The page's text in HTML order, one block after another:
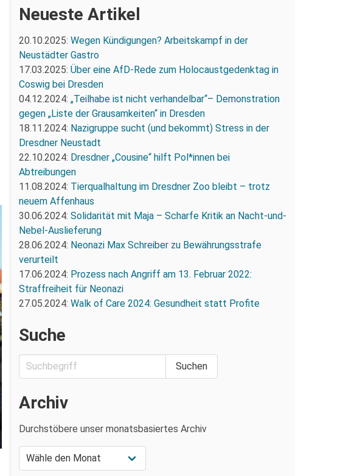
Neueste Artikel
20.10.2025: Wegen Kündigungen? Arbeitskampf in der
Neustädter Gastro
17.03.2025: Über eine AfD-Rede zum Holocaustgedenktag in
Coswig bei Dresden
04.12.2024: „Teilhabe ist nicht verhandelbar“– Demonstration
gegen „Liste der Grausamkeiten“ in Dresden
18.11.2024: Nazigruppe sucht (und bekommt) Stress in der
Dresdner Neustadt
22.10.2024: Dresdner „Cousine“ hilft Pol*innen bei
Abtreibungen
11.08.2024: Tierqualhaltung im Dresdner Zoo bleibt – trotz
neuem Affenhaus
30.06.2024: Solidarität mit Maja – Scharfe Kritik an Nacht-und-
Nebel-Auslieferung
28.06.2024: Neonazi Max Schreiber zu Bewährungsstrafe
verurteilt
17.06.2024: Prozess nach Angriff am 13. Februar 2022:
Straffreiheit für Neonazi
27.05.2024: Walk of Care 2024: Gesundheit statt Profite
Suche
Archiv
Durchstöbere unser monatsbasiertes Archiv